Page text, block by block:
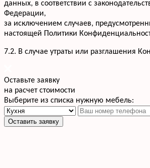
данных, в соответствии с
Федерации,
за исключением случаев,
настоящей Политики
7.2. В случае утраты или разглашения
Оставьте заявку
на расчет стоимости
Выберите из списка нужную мебель:
Оставить заявку